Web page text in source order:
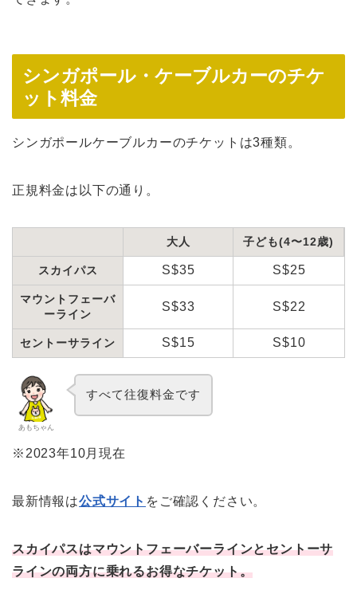
シンガポール・ケーブルカーのチケ
ット料金
シンガポールケーブルカーのチケットは3種類。
正規料金は以下の通り。
大人 子ども(4〜12歳)
スカイパス S$35 S$25
マウントフェーバ
ーライン
S$33 S$22
セントーサライン S$15 S$10
あもちゃん
すべて往復料金です
※2023年10月現在
最新情報は公式サイト をご確認ください。
スカイパスはマウントフェーバーラインとセントーサ
ラインの両方に乗れるお得なチケット。